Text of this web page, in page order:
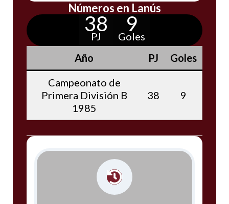
Números en Lanús
38
PJ
9
Goles
Año
PJ
Goles
Campeonato de
Primera División B
1985
38 9